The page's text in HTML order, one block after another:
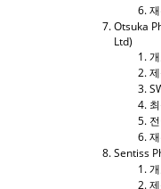
Otsuka
Ltd)
Sentiss